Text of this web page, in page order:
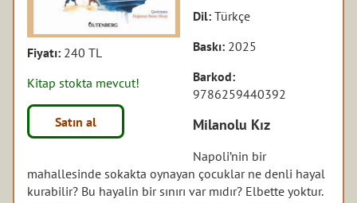
Fiyatı: 240 TL
Kitap stokta mevcut!
Satın al
Dil:Türkçe
Baskı: 2025
Barkod:
9786259440392
Milanolu Kız
Napoli’nin bir
mahallesinde sokakta oynayan çocuklar ne denli hayal
kurabilir? Bu hayalin bir sınırı var mıdır? Elbette yoktur.